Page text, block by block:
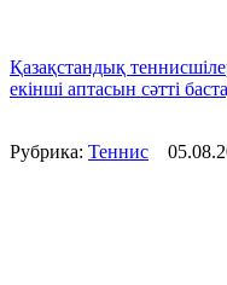
Қазақстандық
екінші аптасын сәтті
Рубрика: Теннис